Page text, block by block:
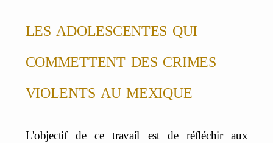
les adolescentes qui
commettent des crimes
violents au mexique
L'objectif de ce travail est de réfléchir aux